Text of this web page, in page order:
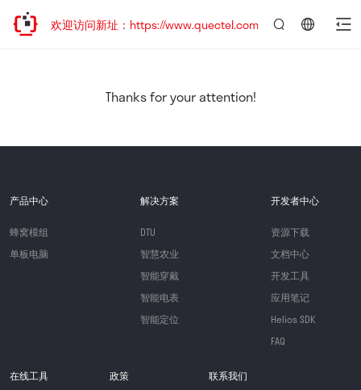
迁移，欢迎访问新址：https://www.quectel.com.cn
Thanks for your attention!
产品中心
蜂窝模组
单板电脑
解决方案
DTU
智慧农业
智能穿戴
智能电表
智能定位
开发者中心
资源下载
文档中心
开发工具
应用笔记
Helios SDK
FAQ
在线工具 政策 联系我们